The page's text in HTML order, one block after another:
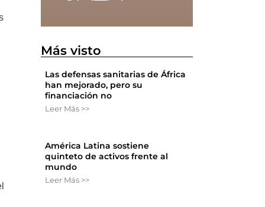
Más visto
Las defensas sanitarias de África
han mejorado, pero su
financiación no
Leer Más >>
América Latina sostiene
quinteto de activos frente al
mundo
Leer Más >>